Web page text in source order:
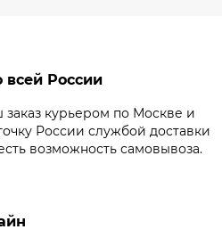
всей России
курьером по Москве и
России службой доставки
возможность самовывоза.